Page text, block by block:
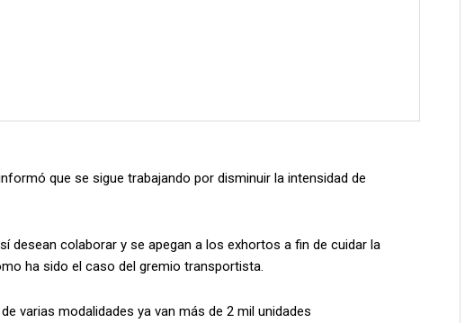
que se sigue trabajando por disminuir la intensidad de
desean colaborar y se apegan a los exhortos a fin de cuidar la
ha sido el caso del gremio transportista.
varias modalidades ya van más de 2 mil unidades